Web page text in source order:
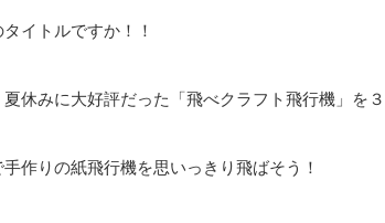
イトルですか！！
夏休みに大好評だった「飛べクラフト飛行機」を
作りの紙飛行機を思いっきり飛ばそう！